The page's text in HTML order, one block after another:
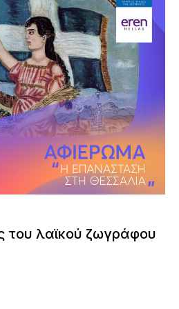
του λαϊκού ζωγράφου